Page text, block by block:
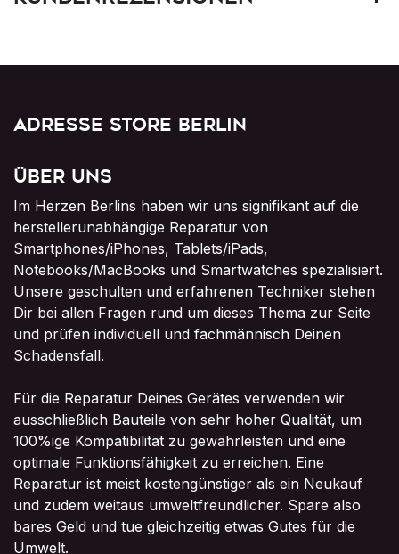
Adresse Store Berlin
Über uns
Im Herzen Berlins haben wir uns signifikant auf die
herstellerunabhängige Reparatur von
Smartphones/iPhones, Tablets/iPads,
Notebooks/MacBooks und Smartwatches spezialisiert.
Unsere geschulten und erfahrenen Techniker stehen
Dir bei allen Fragen rund um dieses Thema zur Seite
und prüfen individuell und fachmännisch Deinen
Schadensfall.
Für die Reparatur Deines Gerätes verwenden wir
ausschließlich Bauteile von sehr hoher Qualität, um
100%ige Kompatibilität zu gewährleisten und eine
optimale Funktionsfähigkeit zu erreichen. Eine
Reparatur ist meist kostengünstiger als ein Neukauf
und zudem weitaus umweltfreundlicher. Spare also
bares Geld und tue gleichzeitig etwas Gutes für die
Umwelt.